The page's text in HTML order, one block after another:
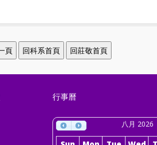
行事曆
八月 2026